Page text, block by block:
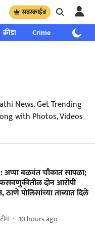
सबस्क्राईब
क्रीडा Crime साप्ताहिक
News. Get Trending
with Photos, Videos
अप्पा बळवंत चौकात सापळा;
दोन आरोपी
ठाणे पोलिसांच्या ताब्यात दिले
10 hours ago